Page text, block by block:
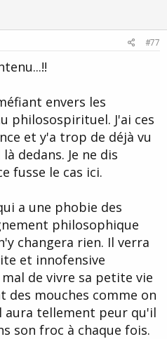
#77
envers les
philosospirituel. J'ai ces
et y'a trop de déjà vu
dedans. Je ne dis
fusse le cas ici.
a une phobie des
philosophique
changera rien. Il verra
et innofensive
de vivre sa petite vie
des mouches comme on
aura tellement peur qu'il
son froc à chaque fois.